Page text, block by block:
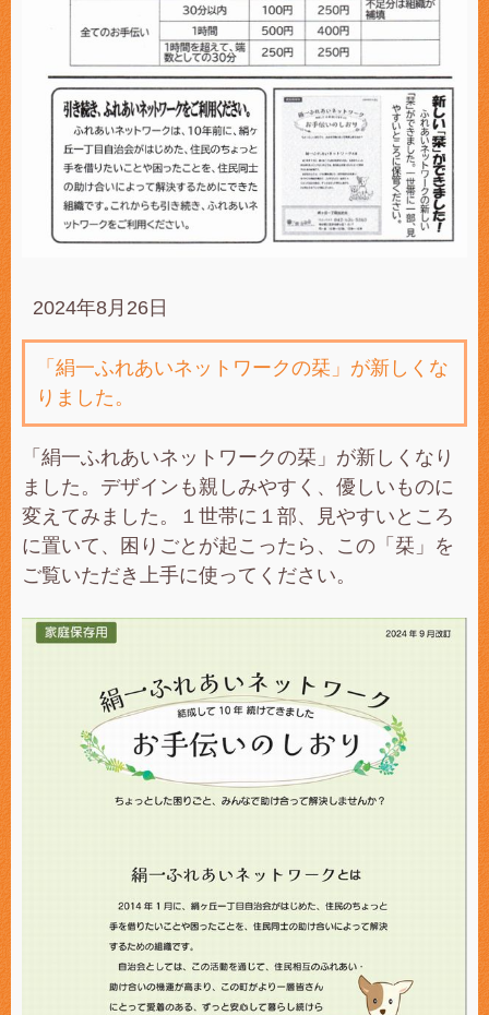
2024年8月26日
「絹一ふれあいネットワークの栞」が新しくな
りました。
「絹一ふれあいネットワークの栞」が新しくなり
ました。デザインも親しみやすく、優しいものに
変えてみました。１世帯に１部、見やすいところ
に置いて、困りごとが起こったら、この「栞」を
ご覧いただき上手に使ってください。